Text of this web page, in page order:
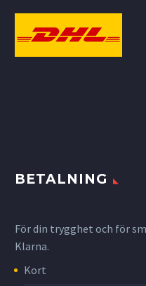
BETALNING
För din trygghet och för
Klarna.
Kort